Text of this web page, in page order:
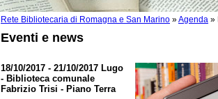
Rete Bibliotecaria di Romagna e San Marino »Agenda »
Eventi e news
18/10/2017 - 21/10/2017 Lugo
- Biblioteca comunale
Fabrizio Trisi - Piano Terra